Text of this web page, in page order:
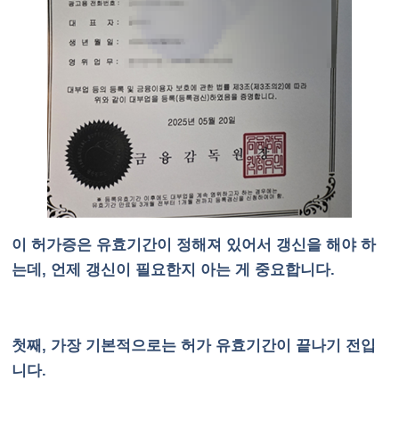
이 허가증은 유효기간이 정해져 있어서 갱신을 해야 하
는데, 언제 갱신이 필요한지 아는 게 중요합니다.
첫째, 가장 기본적으로는 허가 유효기간이 끝나기 전입
니다.